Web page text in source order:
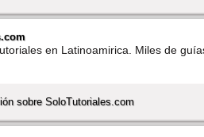
en Latinoamirica. Miles de
sobre SoloTutoriales.com